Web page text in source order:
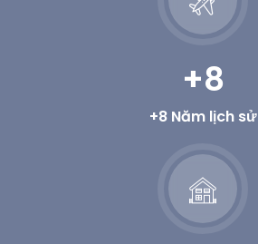
+8
+8 Năm lịch sử